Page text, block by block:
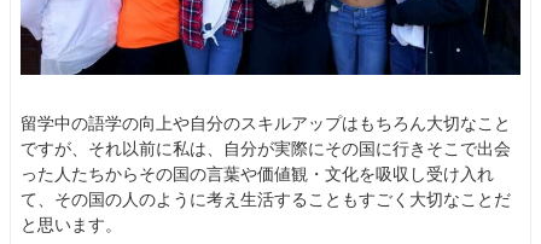
留学中の語学の向上や自分のスキルアップはもちろん大切なこと
ですが、それ以前に私は、自分が実際にその国に行きそこで出会
った人たちからその国の言葉や価値観・文化を吸収し受け入れ
て、その国の人のように考え生活することもすごく大切なことだ
と思います。